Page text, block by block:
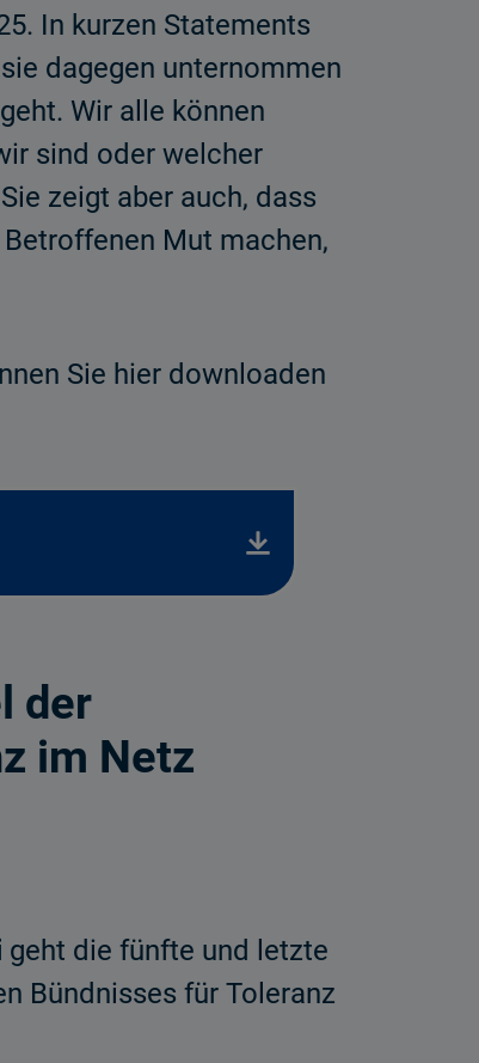
In kurzen Statements
dagegen unternommen
Wir alle können
sind oder welcher
zeigt aber auch, dass
Mut machen,
Sie hier downloaden
der
im Netz
geht die fünfte und letzte
Bündnisses für Toleranz